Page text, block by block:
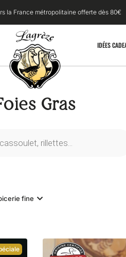
la France métropolitaine offerte dès 80€​
IDÉES
Gras
fine